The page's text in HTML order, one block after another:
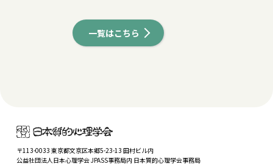
一覧はこちら
〒113-0033 東京都文京区本郷5-23-13 田村ビル内
公益社団法人日本心理学会 JPASS事務局内 日本質的心理学会事務局